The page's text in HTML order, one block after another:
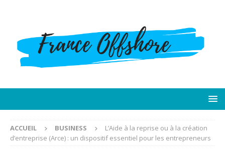
ACCUEIL BUSINESS
L’Aide à la reprise ou à la création
d’entreprise (Arce) : un dispositif essentiel pour les entrepreneurs